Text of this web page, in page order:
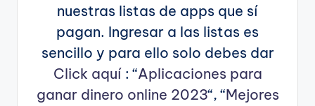
nuestras listas de apps que sí
pagan. Ingresar a las listas es
sencillo y para ello solo debes dar
Click aquí: “Aplicaciones para
ganar dinero online 2023“, “Mejores